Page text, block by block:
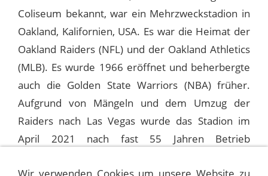
Coliseum bekannt, war ein Mehrzweckstadion in
Oakland, Kalifornien, USA. Es war die Heimat der
Oakland Raiders (NFL) und der Oakland Athletics
(MLB). Es wurde 1966 eröffnet und beherbergte
auch die Golden State Warriors (NBA) früher.
Aufgrund von Mängeln und dem Umzug der
Raiders nach Las Vegas wurde das Stadion im
April 2021 nach fast 55 Jahren Betrieb